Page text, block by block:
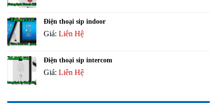
Điện thoại sip indoor
Giá: Liên Hệ
Điện thoại sip intercom
Giá: Liên Hệ